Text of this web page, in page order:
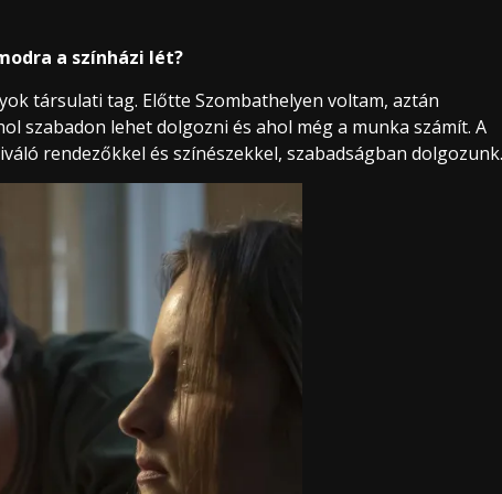
a színházi lét?
társulati tag. Előtte Szombathelyen voltam, aztán
szabadon lehet dolgozni és ahol még a munka számít. A
rendezőkkel és színészekkel, szabadságban dolgozunk.